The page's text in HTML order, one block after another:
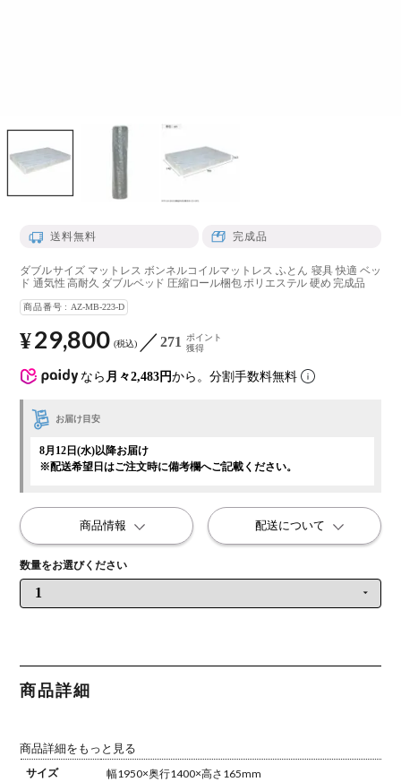
商品詳細
商品詳細をもっと見る
サイズ
幅1950×奥行1400×高さ165mm
送料無料 完成品
ダブルサイズ マットレス ボンネルコイルマットレス ふとん 寝具 快適 ベッ
ド 通気性 高耐久 ダブルベッド 圧縮ロール梱包 ポリエステル 硬め 完成品
商品番号 AZ-MB-223-D
なら 月々2,483円から。分割手数料無料
¥29,800 税込 271
ポイント
獲得
お届け目安
8月12日(水)以降お届け
※配送希望日はご注文時に備考欄へご記載ください。
商品情報 配送について